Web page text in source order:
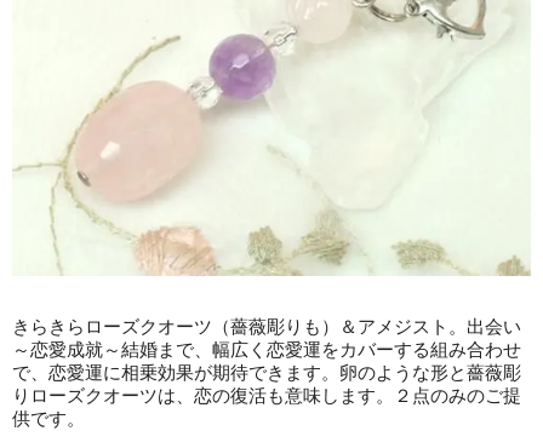
きらきらローズクオーツ（薔薇彫りも）＆アメジスト。出会い
～恋愛成就～結婚まで、幅広く恋愛運をカバーする組み合わせ
で、恋愛運に相乗効果が期待できます。卵のような形と薔薇彫
りローズクオーツは、恋の復活も意味します。２点のみのご提
供です。